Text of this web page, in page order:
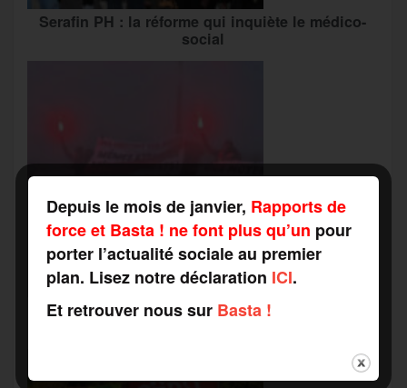
Serafin PH : la réforme qui inquiète le médico-
social
Grève du travail social : vers une « alliance
Depuis le mois de janvier, Rapports de
force et Basta ! ne font plus qu’un pour
porter l’actualité sociale au premier
plan. Lisez notre déclaration ICI.
Et retrouver nous sur Basta !